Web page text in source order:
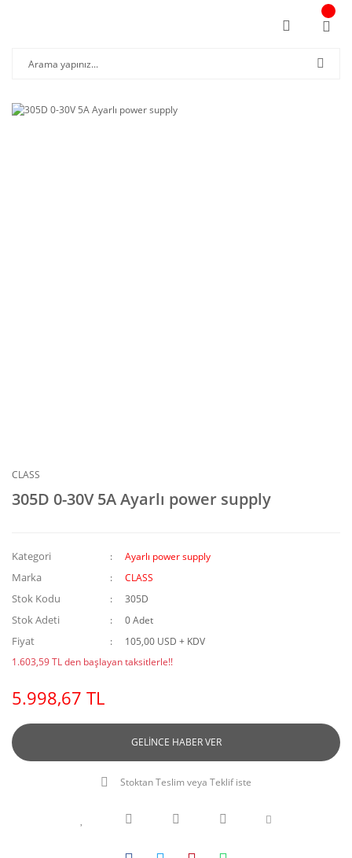
CLASS
305D 0-30V 5A Ayarlı power supply
Kategori Ayarlı power supply
Marka CLASS
Stok Kodu 305D
Stok Adeti 0 Adet
Fiyat
105,00 USD + KDV
1.603,59 TL den başlayan taksitlerle!!
5.998,67 TL
GELİNCE HABER VER
Stoktan Teslim veya Teklif iste